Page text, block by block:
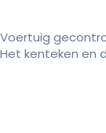
Voertuig
Het kenteken en